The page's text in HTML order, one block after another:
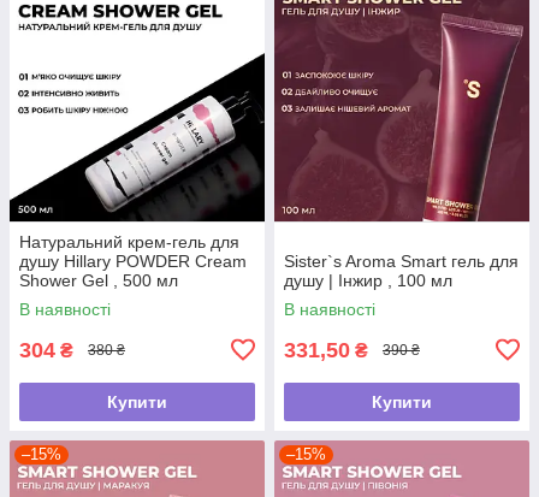
Натуральний крем-гель для
душу Hillary POWDER Cream
Shower Gel , 500 мл
В наявності
304 ₴ 380 ₴
Купити
Sister`s Aroma Smart гель для
душу | Інжир , 100 мл
В наявності
331,50 ₴ 390 ₴
Купити
–15% –15%